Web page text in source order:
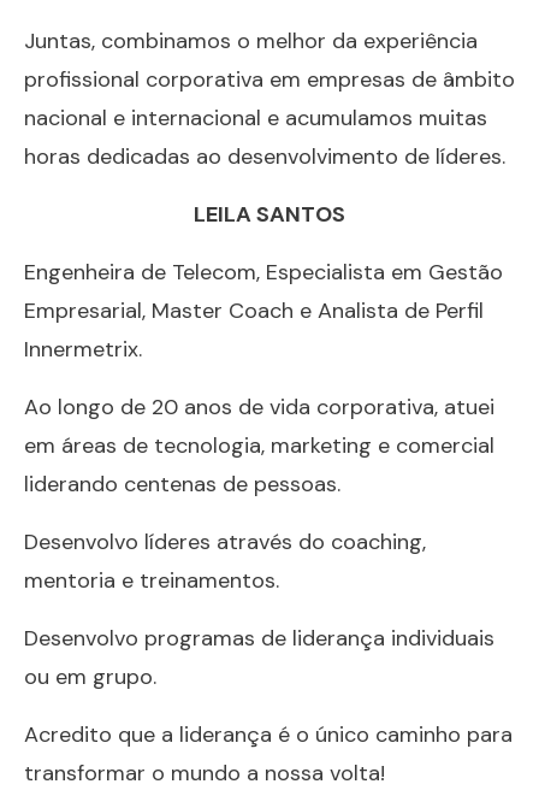
Juntas, combinamos o melhor da experiência
profissional corporativa em empresas de âmbito
nacional e internacional e acumulamos muitas
horas dedicadas ao desenvolvimento de líderes.
LEILA SANTOS
Engenheira de Telecom, Especialista em Gestão
Empresarial, Master Coach e Analista de Perfil
Innermetrix.
Ao longo de 20 anos de vida corporativa, atuei
em áreas de tecnologia, marketing e comercial
liderando centenas de pessoas.
Desenvolvo líderes através do coaching,
mentoria e treinamentos.
Desenvolvo programas de liderança individuais
ou em grupo.
Acredito que a liderança é o único caminho para
transformar o mundo a nossa volta!